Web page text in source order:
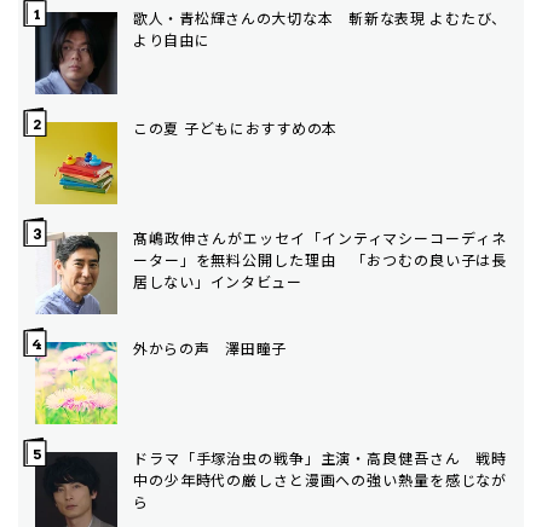
歌人・青松輝さんの大切な本 斬新な表現 よむたび、
より自由に
この夏 子どもにおすすめの本
髙嶋政伸さんがエッセイ「インティマシーコーディネ
ーター」を無料公開した理由 「おつむの良い子は長
居しない」インタビュー
外からの声 澤田瞳子
ドラマ「手塚治虫の戦争」主演・高良健吾さん 戦時
中の少年時代の厳しさと漫画への強い熱量を感じなが
ら